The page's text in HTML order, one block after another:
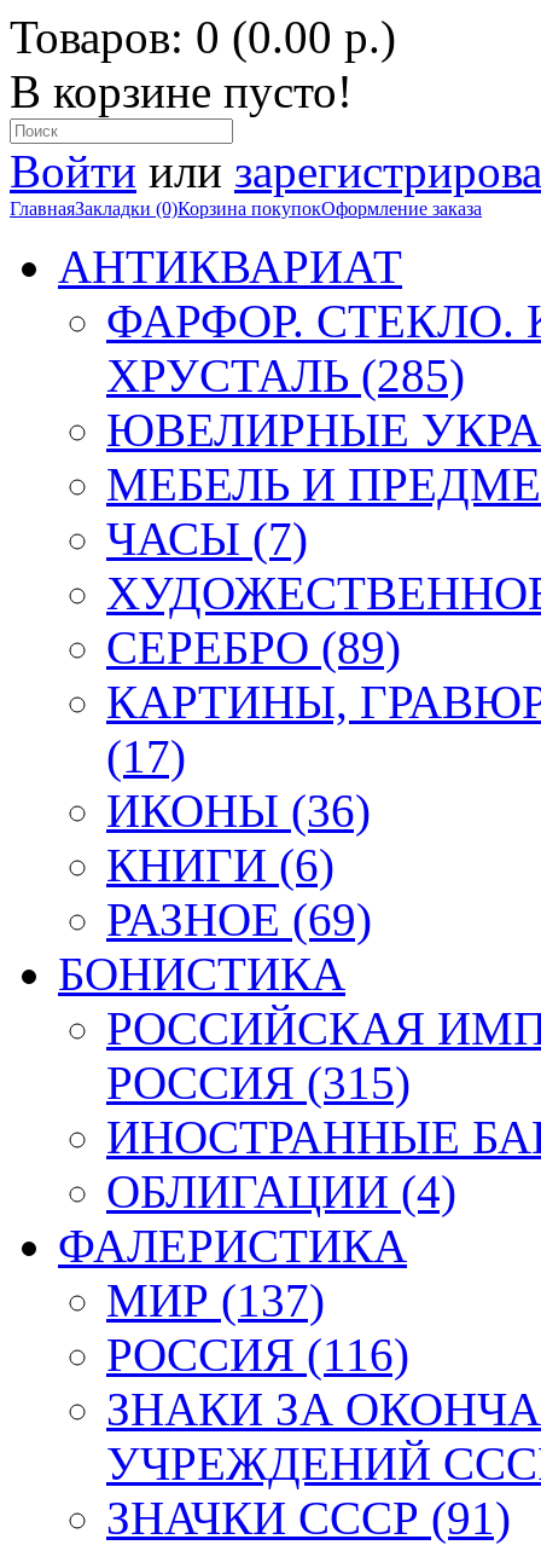
Товаров: 0 (0.00 р.)
В корзине пусто!
Войти или
ГлавнаяЗакладки (0)Корзина покупокОформление заказа
АНТИКВАРИАТ
ФАРФОР.
ХРУСТАЛЬ (285)
ЮВЕЛИРНЫЕ
МЕБЕЛЬ И
ЧАСЫ (7)
СЕРЕБРО (89)
КАРТИНЫ,
(17)
ИКОНЫ (36)
КНИГИ (6)
РАЗНОЕ (69)
БОНИСТИКА
РОССИЙСКАЯ
РОССИЯ (315)
ИНОСТРАННЫЕ
ОБЛИГАЦИИ (4)
ФАЛЕРИСТИКА
МИР (137)
РОССИЯ (116)
ЗНАКИ ЗА
УЧРЕЖДЕНИЙ
ЗНАЧКИ СССР (91)